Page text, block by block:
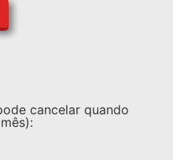
cancelar quando